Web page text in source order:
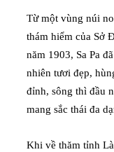
Từ một vùng núi
thám hiểm của Sở
năm 1903, Sa Pa
nhiên tươi đẹp,
đỉnh, sông thì đầu
mang sắc thái đa
Khi về thăm tỉnh